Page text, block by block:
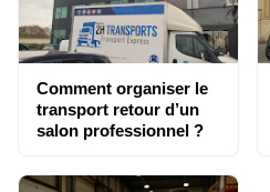
Comment organiser le
transport retour d’un
salon professionnel ?